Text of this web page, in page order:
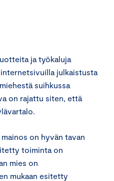
ja työkaluja
julkaistusta
suihkussa
on rajattu siten, että
on hyvän tavan
toiminta on
mies on
mukaan esitetty